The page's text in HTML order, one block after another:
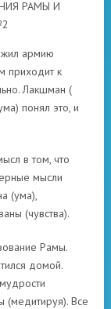
армию
приходит к
Лакшман (
понял это, и
в том, что
мысли
(ума),
(чувства).
Рамы.
домой.
(медитируя). Все